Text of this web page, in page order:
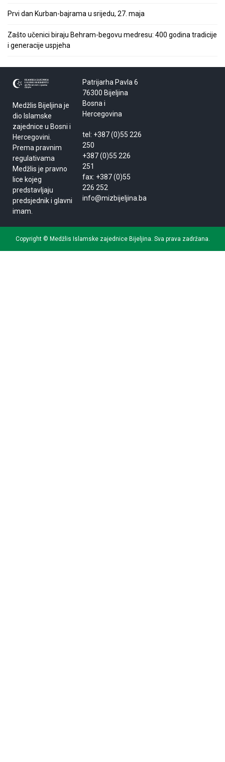
Prvi dan Kurban-bajrama u srijedu, 27. maja
Zašto učenici biraju Behram-begovu medresu: 400 godina tradicije
i generacije uspjeha
Medžlis Bijeljina je
dio Islamske
zajednice u Bosni i
Hercegovini.
Prema pravnim
regulativama
Medžlis je pravno
lice kojeg
predstavljaju
predsjednik i glavni
imam.
Patrijarha Pavla 6
76300 Bijeljina
Bosna i
Hercegovina
tel: +387 (0)55 226
250
+387 (0)55 226
251
fax: +387 (0)55
226 252
info@mizbijeljina.ba
Copyright © Medžlis Islamske zajednice Bijeljina. Sva prava zadržana.